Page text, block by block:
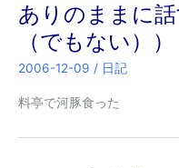
ありのままに
（でもない））
2006-12-09 / 日記
料亭で河豚食った